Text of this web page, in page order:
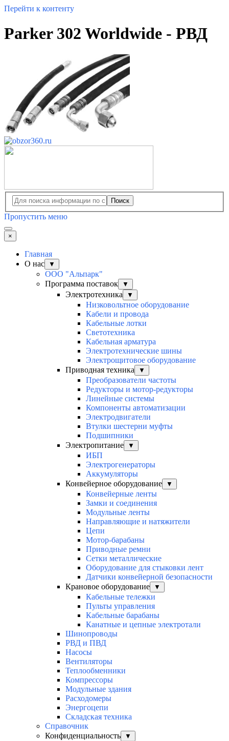
Перейти к контенту
Parker 302 Worldwide - РВД
Поиск
Пропустить меню
×
Главная
О нас
▼
ООО "Альпарк"
Программа поставок
▼
Электротехника ▼
Низковольтное оборудование
Кабели и провода
Кабельные лотки
Светотехника
Кабельная арматура
Электротехнические шины
Электрощитовое оборудование
Приводная техника
▼
Преобразователи частоты
Редукторы и мотор-редукторы
Линейные системы
Компоненты автоматизации
Электродвигатели
Втулки шестерни муфты
Подшипники
Электропитание
▼
ИБП
Электрогенераторы
Аккумуляторы
Конвейерное оборудование
▼
Конвейерные ленты
Замки и соединения
Модульные ленты
Направляющие и натяжители
Цепи
Мотор-барабаны
Приводные ремни
Сетки металлические
Оборудование для стыковки лент
Датчики конвейерной безопасности
Крановое оборудование
▼
Кабельные тележки
Пульты управления
Кабельные барабаны
Канатные и цепные электротали
Шинопроводы
РВД и ПВД
Насосы
Вентиляторы
Теплообменники
Компрессоры
Модульные здания
Расходомеры
Энергоцепи
Складская техника
Справочник
Конфиденциальность
▼